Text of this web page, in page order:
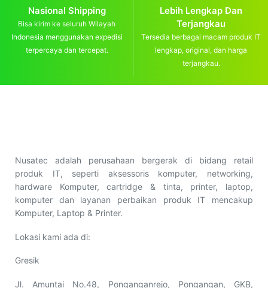
Nasional Shipping
Bisa kirim ke seluruh Wilayah
Indonesia menggunakan expedisi
terpercaya dan tercepat.
Lebih Lengkap Dan
Terjangkau
Tersedia berbagai macam produk IT
lengkap, original, dan harga
terjangkau.
Nusatec adalah perusahaan bergerak di bidang retail
produk IT, seperti aksessoris komputer, networking,
hardware Komputer, cartridge & tinta, printer, laptop,
komputer dan layanan perbaikan produk IT mencakup
Komputer, Laptop & Printer.
Lokasi kami ada di:
Gresik
Jl. Amuntai No.48, Ponganganrejo, Pongangan, GKB,